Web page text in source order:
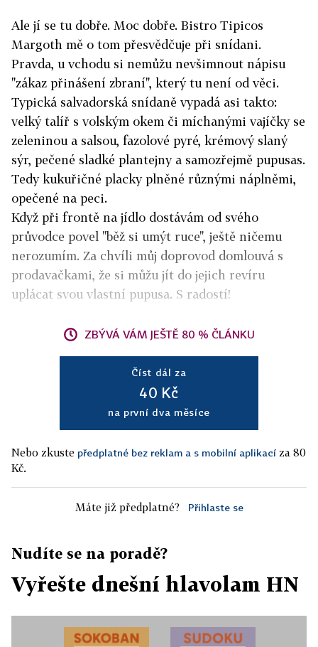
Ale jí se tu dobře. Moc dobře. Bistro Tipicos
Margoth mě o tom přesvědčuje při snídani.
Pravda, u vchodu si nemůžu nevšimnout nápisu
"zákaz přinášení zbraní", který tu není od věci.
Typická salvadorská snídaně vypadá asi takto:
velký talíř s volským okem či míchanými vajíčky se
zeleninou a salsou, fazolové pyré, krémový slaný
sýr, pečené sladké plantejny a samozřejmě pupusas.
Tedy kukuřičné placky plněné různými náplněmi,
opečené na peci.
Když při frontě na jídlo dostávám od svého
průvodce povel "běž si umýt ruce", ještě ničemu
nerozumím. Za chvíli můj doprovod domlouvá s
prodavačkami, že si můžu jít do jejich revíru
uplácat svou vlastní pupusa. S radostí!
ZBÝVÁ VÁM JEŠTĚ 80 % ČLÁNKU
Číst dál za
40 Kč
na první dva měsíce
Nebo zkuste předplatné bez reklam a s mobilní aplikací za 80
Kč.
Máte již předplatné? Přihlaste se
Nudíte se na poradě?
Vyřešte dnešní hlavolam HN